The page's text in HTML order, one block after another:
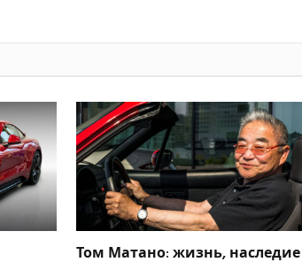
Том Матано: жизнь, наследие